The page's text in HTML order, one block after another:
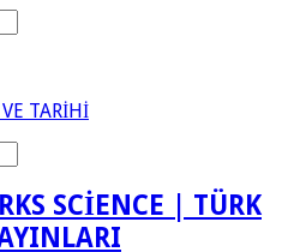
TARİHİ